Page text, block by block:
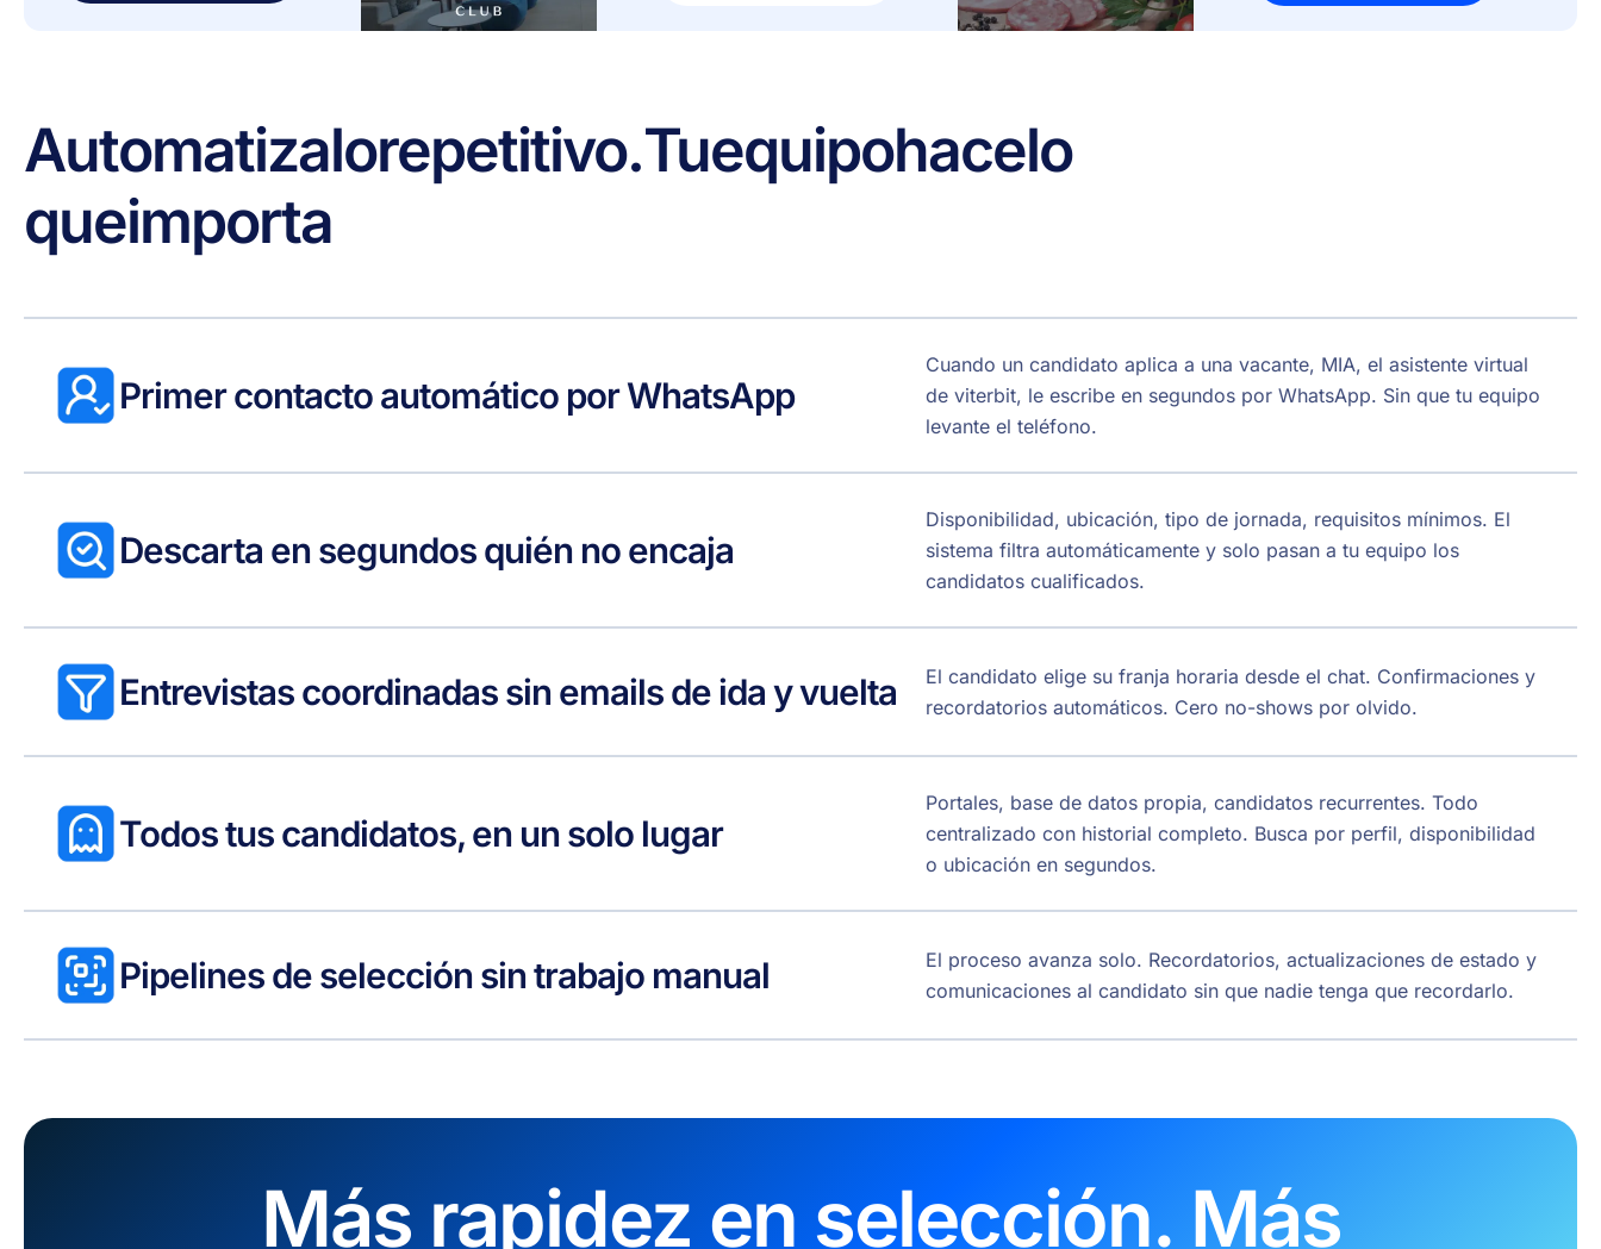
Automatizalorepetitivo.Tuequipohacelo
queimporta
Primer contacto automático por WhatsApp
Cuando un candidato aplica a una vacante, MIA, el asistente virtual
de viterbit, le escribe en segundos por WhatsApp. Sin que tu equipo
levante el teléfono.
Descarta en segundos quién no encaja
Disponibilidad, ubicación, tipo de jornada, requisitos mínimos. El
sistema filtra automáticamente y solo pasan a tu equipo los
candidatos cualificados.
Entrevistas coordinadas sin emails de ida y vuelta
El candidato elige su franja horaria desde el chat. Confirmaciones y
recordatorios automáticos. Cero no-shows por olvido.
Todos tus candidatos, en un solo lugar
Portales, base de datos propia, candidatos recurrentes. Todo
centralizado con historial completo. Busca por perfil, disponibilidad
o ubicación en segundos.
Pipelines de selección sin trabajo manual
El proceso avanza solo. Recordatorios, actualizaciones de estado y
comunicaciones al candidato sin que nadie tenga que recordarlo.
Más rapidez en selección. Más